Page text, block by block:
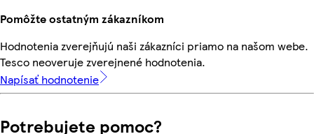
Pomôžte ostatným zákazníkom
Hodnotenia zverejňujú naši zákazníci priamo na našom webe.
Tesco neoveruje zverejnené hodnotenia.
Napísať hodnotenie
Potrebujete pomoc?